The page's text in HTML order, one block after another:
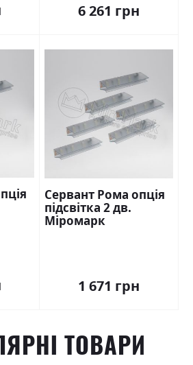
6 261 грн
Сервант Рома опція
підсвітка 2 дв.
Міромарк
1 671 грн
ТОВАРИ